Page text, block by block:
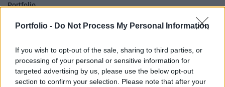
Portfolio - Do Not Process My Personal Information
If you wish to opt-out of the sale, sharing to third parties, or
processing of your personal or sensitive information for
targeted advertising by us, please use the below opt-out
section to confirm your selection. Please note that after your
Portfolio
dobásával segítené az Airbus legfontosabb
ügyfeleit, a légitársaságokat, hogy fedezni tudják
magukat a jegyárak volatilitása ellen. Ennek